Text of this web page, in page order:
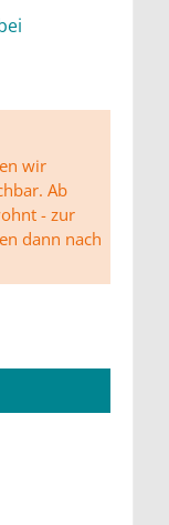
wir
Ab
- zur
dann nach